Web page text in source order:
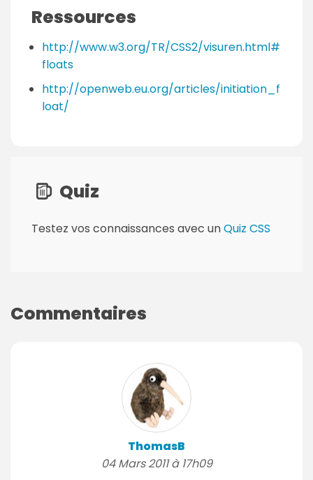
Ressources
http://www.w3.org/TR/CSS2/visuren.html#
floats
http://openweb.eu.org/articles/initiation_f
loat/
Quiz
Testez vos connaissances avec unQuiz CSS
Commentaires
ThomasB
04 Mars 2011 à 17h09